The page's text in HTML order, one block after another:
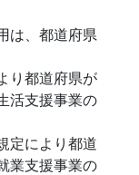
は、都道府県
り都道府県が
活支援事業の
定により都道
業支援事業の